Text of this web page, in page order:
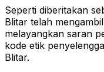
Seperti diberitakan
Blitar telah
melayangkan saran
kode etik
Blitar.